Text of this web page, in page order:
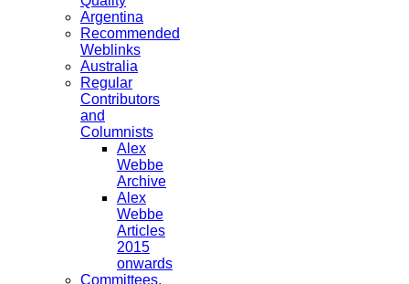
Argentina
Recommended
Weblinks
Australia
Regular
Contributors
and
Columnists
Alex
Webbe
Archive
Alex
Webbe
Articles
2015
onwards
Committees,